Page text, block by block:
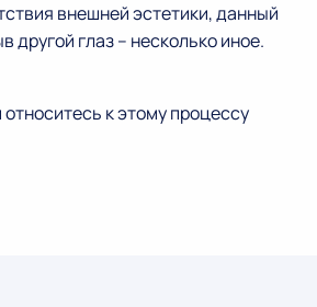
внешней эстетики, данный
глаз – несколько иное.
к этому процессу